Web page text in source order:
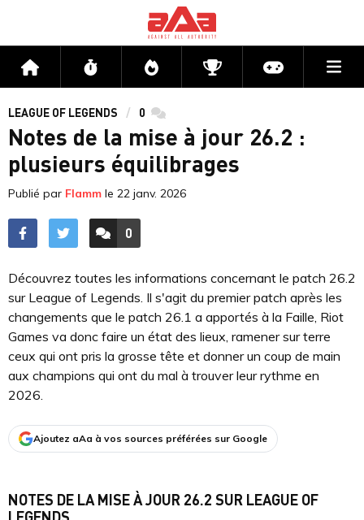
Accueil Flux Directs CompétitionsActu jeux
LEAGUE OF LEGENDS 0 commentaires
Notes de la mise à jour 26.2 :
plusieurs équilibrages
Publié par Flamm le 22 janv. 2026
ACCÉDER AUX
0
COMMENTAIRES
Découvrez toutes les informations concernant le patch 26.2
sur League of Legends. Il s'agit du premier patch après les
changements que le patch 26.1 a apportés à la Faille, Riot
Games va donc faire un état des lieux, ramener sur terre
ceux qui ont pris la grosse tête et donner un coup de main
aux champions qui ont du mal à trouver leur rythme en
2026.
Ajoutez aAa à vos sources préférées sur Google
NOTES DE LA MISE À JOUR 26.2 SUR LEAGUE OF